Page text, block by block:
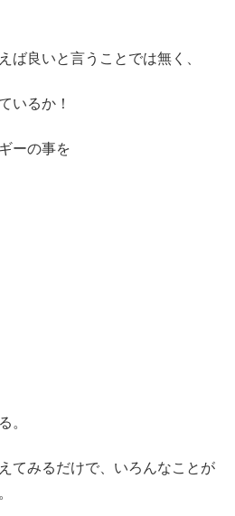
ば良いと言うことでは無く、
いるか！
ーの事を
。
てみるだけで、いろんなことが